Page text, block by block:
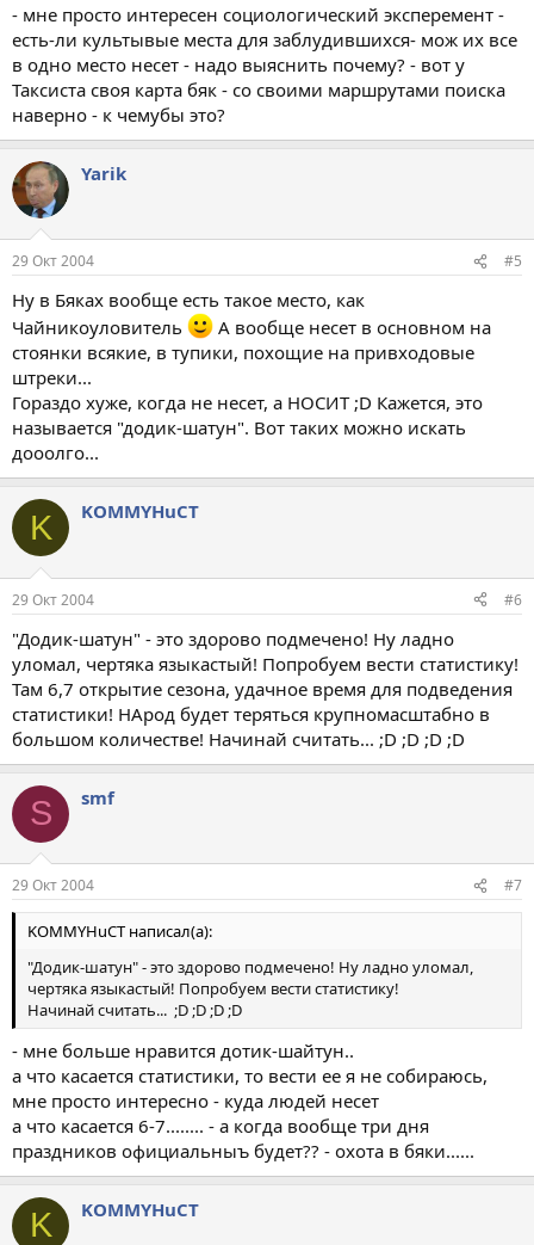
- мне просто интересен социологический эксперемент -
есть-ли культывые места для заблудившихся- мож их все
в одно место несет - надо выяснить почему? - вот у
Таксиста своя карта бяк - со своими маршрутами поиска
наверно - к чемубы это?
Yarik
29 Окт 2004 #5
Ну в Бяках вообще есть такое место, как
Чайникоуловитель
А вообще несет в основном на
стоянки всякие, в тупики, похощие на привходовые
штреки...
Гораздо хуже, когда не несет, а НОСИТ ;D Кажется, это
называется "додик-шатун". Вот таких можно искать
дооолго...
K KOMMYHuCT
29 Окт 2004 #6
"Додик-шатун" - это здорово подмечено! Ну ладно
уломал, чертяка языкастый! Попробуем вести статистику!
Там 6,7 открытие сезона, удачное время для подведения
статистики! НАрод будет теряться крупномасштабно в
большом количестве! Начинай считать... ;D ;D ;D ;D
S smf
29 Окт 2004 #7
KOMMYHuCT написал(а):
"Додик-шатун" - это здорово подмечено! Ну ладно уломал,
чертяка языкастый! Попробуем вести статистику!
Начинай считать... ;D ;D ;D ;D
- мне больше нравится дотик-шайтун..
а что касается статистики, то вести ее я не собираюсь,
мне просто интересно - куда людей несет
а что касается 6-7........ - а когда вообще три дня
праздников официальныъ будет?? - охота в бяки......
K KOMMYHuCT